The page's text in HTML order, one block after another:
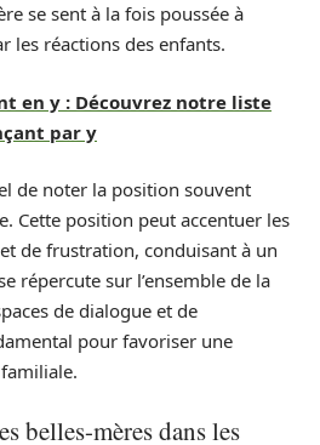
se sent à la fois poussée à
les réactions des enfants.
en y : Découvrez notre liste
par y
de noter la position souvent
Cette position peut accentuer les
de frustration, conduisant à un
répercute sur l’ensemble de la
de dialogue et de
pour favoriser une
belles-mères dans les